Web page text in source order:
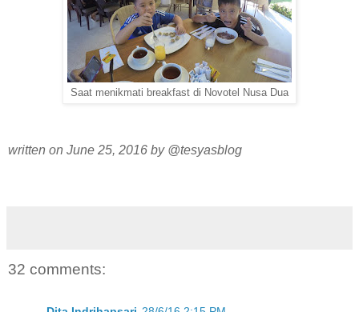
Saat menikmati breakfast di Novotel Nusa Dua
written on June 25, 2016 by @tesyasblog
32 comments: